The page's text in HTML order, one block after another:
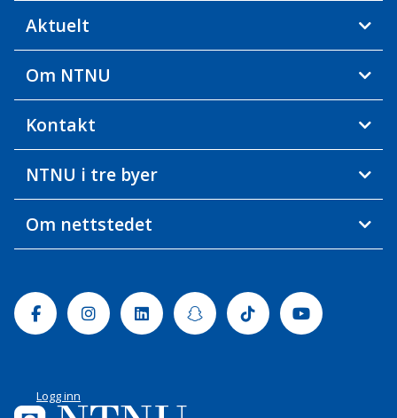
Aktuelt
Om NTNU
Kontakt
NTNU i tre byer
Om nettstedet
FacebookInstagramLinkedinSnapchatTiktok Youtube
Logg inn